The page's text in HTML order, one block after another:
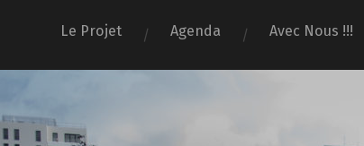
Le Projet Agenda Avec Nous !!!